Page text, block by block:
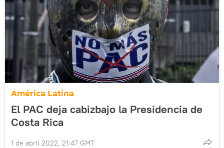
América Latina
El PAC deja cabizbajo la Presidencia de
Costa Rica
1 de abril 2022, 21:47 GMT